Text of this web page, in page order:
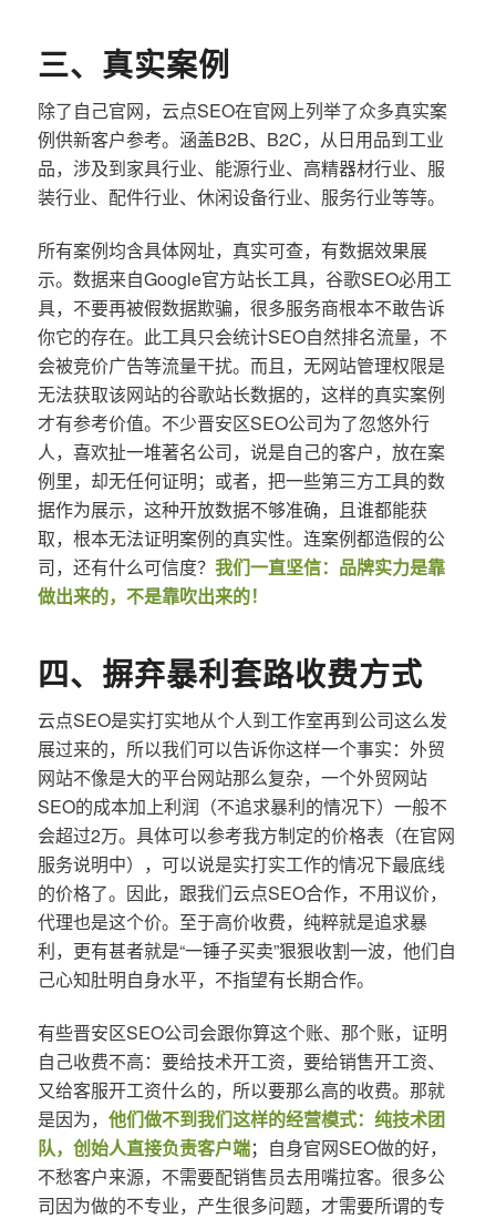
三、真实案例
除了自己官网，云点SEO在官网上列举了众多真实案
例供新客户参考。涵盖B2B、B2C，从日用品到工业
品，涉及到家具行业、能源行业、高精器材行业、服
装行业、配件行业、休闲设备行业、服务行业等等。
所有案例均含具体网址，真实可查，有数据效果展
示。数据来自Google官方站长工具，谷歌SEO必用工
具，不要再被假数据欺骗，很多服务商根本不敢告诉
你它的存在。此工具只会统计SEO自然排名流量，不
会被竞价广告等流量干扰。而且，无网站管理权限是
无法获取该网站的谷歌站长数据的，这样的真实案例
才有参考价值。不少晋安区SEO公司为了忽悠外行
人，喜欢扯一堆著名公司，说是自己的客户，放在案
例里，却无任何证明；或者，把一些第三方工具的数
据作为展示，这种开放数据不够准确，且谁都能获
取，根本无法证明案例的真实性。连案例都造假的公
司，还有什么可信度？ 我们一直坚信：品牌实力是靠
做出来的，不是靠吹出来的！
四、摒弃暴利套路收费方式
云点SEO是实打实地从个人到工作室再到公司这么发
展过来的，所以我们可以告诉你这样一个事实：外贸
网站不像是大的平台网站那么复杂，一个外贸网站
SEO的成本加上利润（不追求暴利的情况下）一般不
会超过2万。具体可以参考我方制定的价格表（在官网
服务说明中），可以说是实打实工作的情况下最底线
的价格了。因此，跟我们云点SEO合作，不用议价，
代理也是这个价。至于高价收费，纯粹就是追求暴
利，更有甚者就是“一锤子买卖”狠狠收割一波，他们自
己心知肚明自身水平，不指望有长期合作。
有些晋安区SEO公司会跟你算这个账、那个账，证明
自己收费不高：要给技术开工资，要给销售开工资、
又给客服开工资什么的，所以要那么高的收费。那就
是因为， 他们做不到我们这样的经营模式：纯技术团
队，创始人直接负责客户端；自身官网SEO做的好，
不愁客户来源，不需要配销售员去用嘴拉客。很多公
司因为做的不专业，产生很多问题，才需要所谓的专